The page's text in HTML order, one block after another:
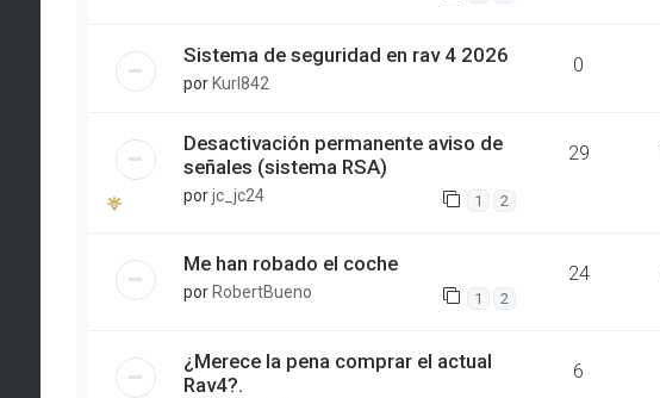
Sistema de seguridad en rav 4 2026
por Kurl842
0
Desactivación permanente aviso de
señales (sistema RSA)
porjc_jc24 1 2
29
Me han robado el coche
por RobertBueno 1 2
24
¿Merece la pena comprar el actual
Rav4?.
6